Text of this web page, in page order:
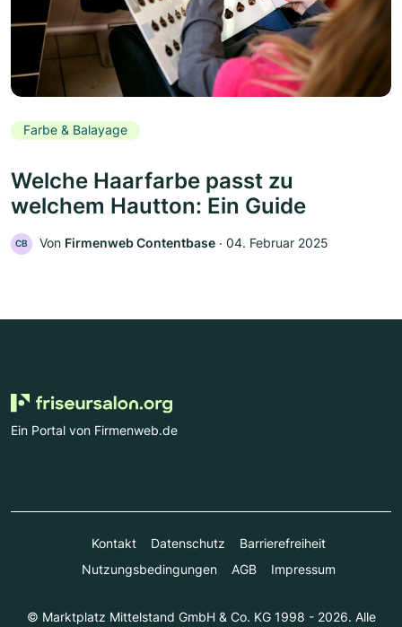
Farbe & Balayage
Welche Haarfarbe passt zu
welchem Hautton: Ein Guide
CB Von Firmenweb Contentbase ‧ 04. Februar 2025
Ein Portal von Firmenweb.de
Kontakt Datenschutz
Barrierefreiheit
Nutzungsbedingungen
AGB Impressum
© Marktplatz Mittelstand GmbH & Co. KG 1998 - 2026. Alle